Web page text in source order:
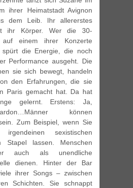
ihrer Heimatstadt Avignon
dem Leib. Ihr allererstes
ihr Körper. Wer die 30-
einem ihrer Konzerte
die Energie, die noch
Performance ausgeht. Die
sie sich bewegt, handeln
den Erfahrungen, die sie
Paris gemacht hat. Da hat
gelernt. Erstens: Ja,
können
Zum Beispiel, wenn Sie
sexistischen
Stapel lassen. Menschen
auch als unendliche
dienen. Hinter der Bar
ihrer Songs – zwischen
Schichten. Sie schnappt